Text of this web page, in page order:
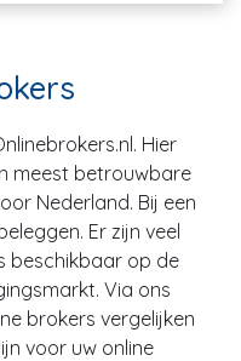
Hier
meest betrouwbare
Nederland. Bij een
Er zijn veel
beschikbaar op de
Via ons
brokers vergelijken
voor uw online